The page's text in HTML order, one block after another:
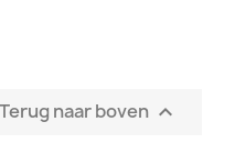
Terug naar boven 